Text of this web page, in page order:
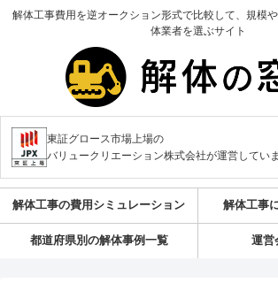
解体工事費用を逆オークション形式で比較して、規模
体業者を選ぶサイト
東証グロース市場上場の
バリュークリエーション株式会社が運営していま
解体工事の費用シミュレーション 解体工事
都道府県別の解体事例一覧 運営